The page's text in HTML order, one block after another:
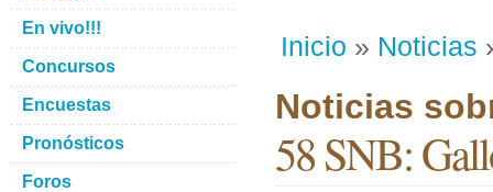
Inicio » Noticias
Noticias
58 SNB:
En vivo!!!
Concursos
Encuestas
Pronósticos
Foros